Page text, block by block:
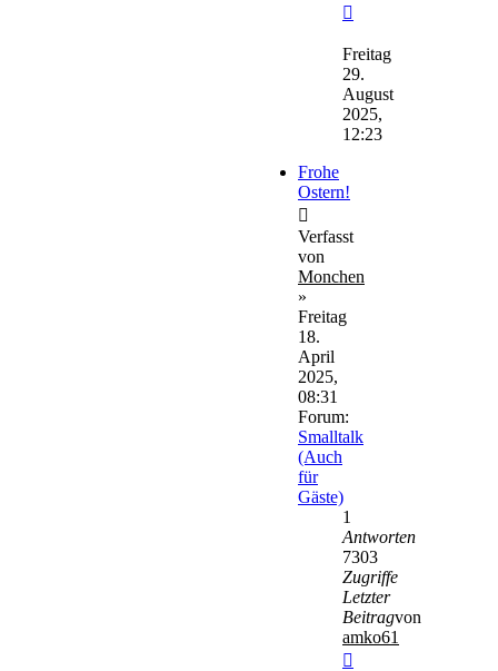
Beitrag
Freitag
29.
August
2025,
12:23
Frohe
Ostern!
Verfasst
von
Monchen
»
Freitag
18.
April
2025,
08:31
Forum:
Smalltalk
(Auch
für
Gäste)
1
Antworten
7303
Zugriffe
Letzter
Beitragvon
amko61